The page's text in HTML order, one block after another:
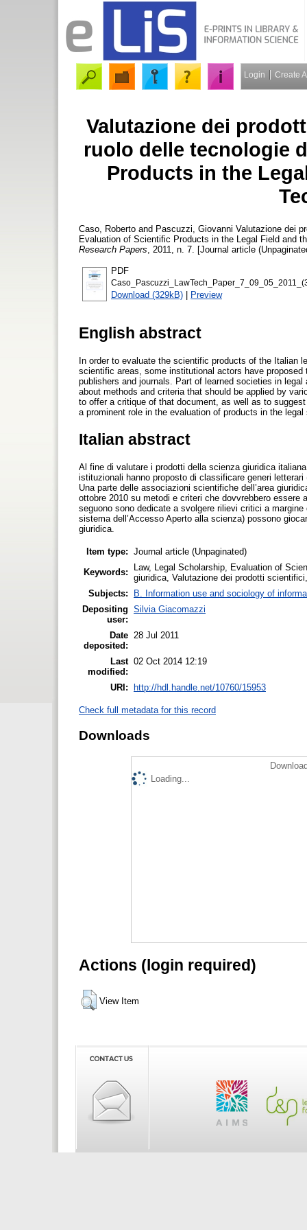
Login Create
Valutazione dei
ruolo delle tecnologie
Products in the
Caso, Roberto and Pascuzzi, Giovanni Valutazione dei
Evaluation of Scientific Products in the Legal Field and
Research Papers , 2011, n. 7. [Journal article
PDF
Download (329kB) | Preview
English abstract
In order to evaluate the scientific products of the Italian
scientific areas, some institutional actors have
publishers and journals. Part of learned societies in
about methods and criteria that should be applied by
to offer a critique of that document, as well as to
a prominent role in the evaluation of products in the
Italian abstract
Al fine di valutare i prodotti della scienza giuridica
istituzionali hanno proposto di classificare generi
Una parte delle associazioni scientifiche dell’area
ottobre 2010 su metodi e criteri che dovvrebbero
seguono sono dedicate a svolgere rilievi critici a
sistema dell’Accesso Aperto alla scienza) possono
giuridica.
Item type: Journal article (Unpaginated)
Keywords:
Law, Legal Scholarship, Evaluation of
giuridica, Valutazione dei prodotti
Subjects:
B. Information use and sociology of
Depositing
user:
Silvia Giacomazzi
Date
deposited:
28 Jul 2011
Last
modified:
02 Oct 2014 12:19
URI: http://hdl.handle.net/10760/15953
Check full metadata for this record
Downloads
Loading...
Actions (login required)
View Item